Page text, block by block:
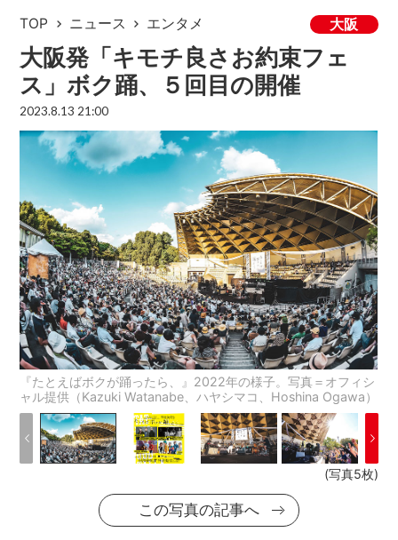
TOP ニュース エンタメ 大阪
大阪発「キモチ良さお約束フェ
ス」ボク踊、５回目の開催
2023.8.13 21:00
『たとえばボクが踊ったら、』2022年の様子。写真＝オフィシ
ャル提供（Kazuki Watanabe、ハヤシマコ、Hoshina Ogawa）
(写真5枚)
この写真の記事へ